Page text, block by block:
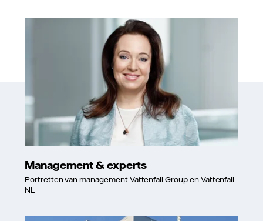
Management & experts
Portretten van management Vattenfall Group en Vattenfall
NL